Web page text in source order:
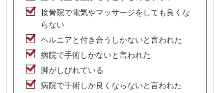
接骨院で電気やマッサージをしても良くな
らない
ヘルニアと付き合うしかないと言われた
病院で手術しかないと言われた
脚がしびれている
病院で手術しか良くならないと言われた